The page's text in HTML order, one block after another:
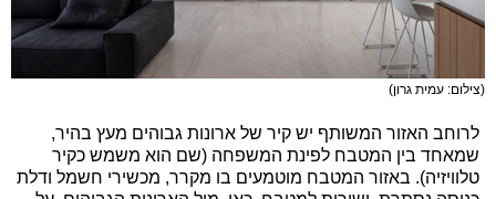
(צילום: עמית גרון)
לרוחב האזור המשותף יש קיר של ארונות גבוהים מעץ בהיר,
שמאחד בין המטבח לפינת המשפחה (שם הוא משמש כקיר
טלוויזיה). באזור המטבח מוטמעים בו מקרר, מכשירי חשמל ודלת